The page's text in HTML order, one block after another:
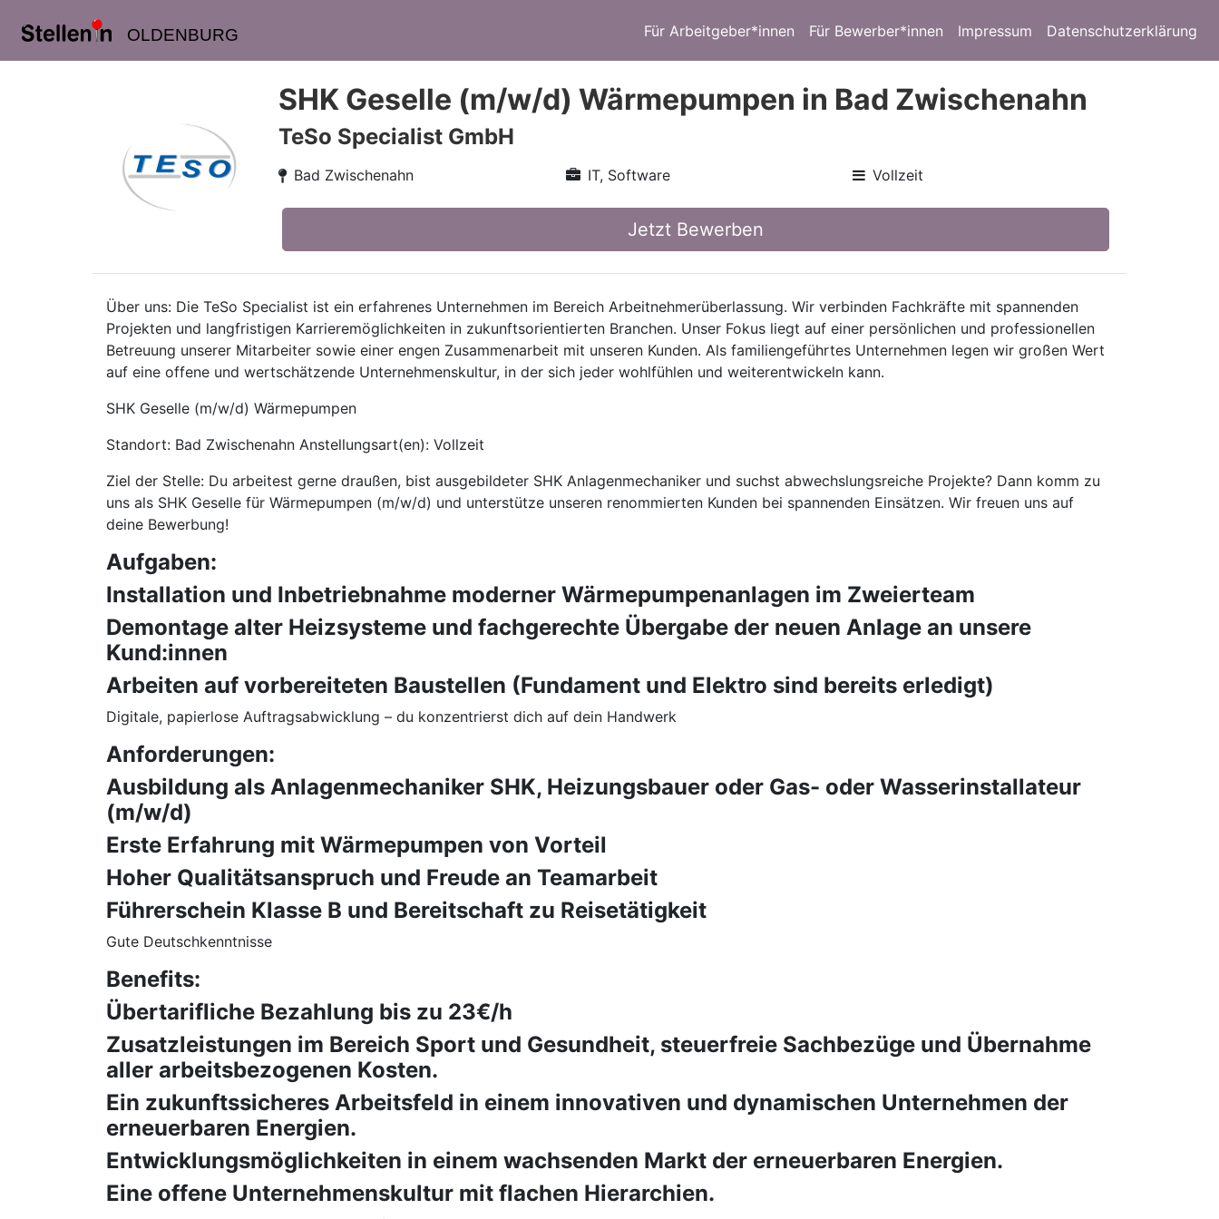
OLDENBURG Für Arbeitgeber*innen Für Bewerber*innen Impressum Datenschutzerklärung
SHK Geselle (m/w/d) Wärmepumpen in Bad Zwischenahn
TeSo Specialist GmbH
Bad Zwischenahn IT, Software Vollzeit
Jetzt Bewerben
Über uns: Die TeSo Specialist ist ein erfahrenes Unternehmen im Bereich Arbeitnehmerüberlassung. Wir verbinden Fachkräfte mit spannenden
Projekten und langfristigen Karrieremöglichkeiten in zukunftsorientierten Branchen. Unser Fokus liegt auf einer persönlichen und professionellen
Betreuung unserer Mitarbeiter sowie einer engen Zusammenarbeit mit unseren Kunden. Als familiengeführtes Unternehmen legen wir großen Wert
auf eine offene und wertschätzende Unternehmenskultur, in der sich jeder wohlfühlen und weiterentwickeln kann.
SHK Geselle (m/w/d) Wärmepumpen
Standort: Bad Zwischenahn Anstellungsart(en): Vollzeit
Ziel der Stelle: Du arbeitest gerne draußen, bist ausgebildeter SHK Anlagenmechaniker und suchst abwechslungsreiche Projekte? Dann komm zu
uns als SHK Geselle für Wärmepumpen (m/w/d) und unterstütze unseren renommierten Kunden bei spannenden Einsätzen. Wir freuen uns auf
deine Bewerbung!
Aufgaben:
Installation und Inbetriebnahme moderner Wärmepumpenanlagen im Zweierteam
Demontage alter Heizsysteme und fachgerechte Übergabe der neuen Anlage an unsere
Kund:innen
Arbeiten auf vorbereiteten Baustellen (Fundament und Elektro sind bereits erledigt)
Digitale, papierlose Auftragsabwicklung – du konzentrierst dich auf dein Handwerk
Anforderungen:
Ausbildung als Anlagenmechaniker SHK, Heizungsbauer oder Gas- oder Wasserinstallateur
(m/w/d)
Erste Erfahrung mit Wärmepumpen von Vorteil
Hoher Qualitätsanspruch und Freude an Teamarbeit
Führerschein Klasse B und Bereitschaft zu Reisetätigkeit
Gute Deutschkenntnisse
Benefits:
Übertarifliche Bezahlung bis zu 23€/h
Zusatzleistungen im Bereich Sport und Gesundheit, steuerfreie Sachbezüge und Übernahme
aller arbeitsbezogenen Kosten.
Ein zukunftssicheres Arbeitsfeld in einem innovativen und dynamischen Unternehmen der
erneuerbaren Energien.
Entwicklungsmöglichkeiten in einem wachsenden Markt der erneuerbaren Energien.
Eine offene Unternehmenskultur mit flachen Hierarchien.